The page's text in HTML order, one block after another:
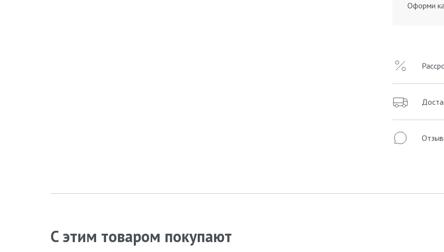
Оформи
С этим товаром покупают